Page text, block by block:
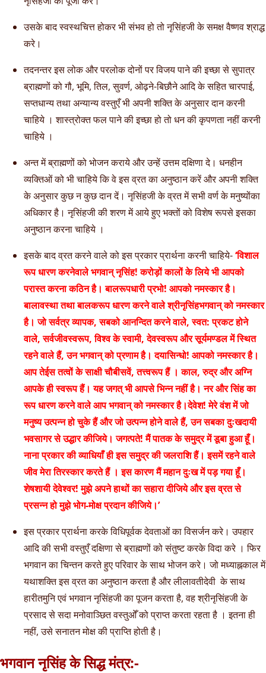
उसके बाद स्वस्थचित्त होकर भी संभव हो तो नृसिंहजी के समक्ष वैष्णव श्राद्ध
करे।
तदनन्तर इस लोक और परलोक दोनों पर विजय पाने की इच्छा से सुपात्र
ब्राह्मणों को गौ, भूमि, तिल, सुवर्ण, ओढ़ने-बिछौने आदि के सहित चारपाई,
सप्तधान्य तथा अन्यान्य वस्तुएँ भी अपनी शक्ति के अनुसार दान करनी
चाहिये । शास्त्रोक्त फल पाने की इच्छा हो तो धन की कृपणता नहीं करनी
चाहिये ।
अन्त में ब्राह्मणों को भोजन कराये और उन्हें उत्तम दक्षिणा दे। धनहीन
व्यक्तिओं को भी चाहिये कि वे इस व्रत का अनुष्ठान करें और अपनी शक्ति
के अनुसार कुछ न कुछ दान दें। नृसिंहजी के व्रत में सभी वर्ण के मनुष्योंका
अधिकार है। नृसिंहजी की शरण में आये हुए भक्तों को विशेष रूपसे इसका
अनुष्ठान करना चाहिये ।
इसके बाद व्रत करने वाले को इस प्रकार प्रार्थना करनी चाहिये-‘विशाल
रूप धारण करनेवाले भगवान् नृसिंह! करोड़ों कालों के लिये भी आपको
परास्त करना कठिन है। बालरूपधारी प्रभो! आपको नमस्कार है।
बालावस्था तथा बालकरूप धारण करने वाले श्रीनृसिंहभगवान् को नमस्कार
है। जो सर्वत्र व्यापक, सबको आनन्दित करने वाले, स्वत: प्रकट होने
वाले, सर्वजीवस्वरूप, विश्व के स्वामी, देवस्वरूप और सूर्यमण्डल में स्थित
रहने वाले हैं, उन भगवान् को प्रणाम है। दयासिन्धो! आपको नमस्कार है।
आप तेईस तत्वों के साक्षी चौबीसवें, तत्त्वरूप हैं । काल, रुद्र और अग्नि
आपके ही स्वरूप हैं। यह जगत् भी आपसे भिन्न नहीं है। नर और सिंह का
रूप धारण करने वाले आप भगवान् को नमस्कार है।देवेश! मेरे वंश में जो
मनुष्य उत्पन्न हो चुके हैं और जो उत्पन्न होने वाले हैं, उन सबका दुःखदायी
भवसागर से उद्धार कीजिये। जगत्पते! मैं पातक के समुद्र में डूबा हुआ हूँ।
नाना प्रकार की व्याधियाँ ही इस समुद्र की जलराशि हैं। इसमें रहने वाले
जीव मेरा तिरस्कार करते हैं । इस कारण मैं महान दुःख में पड़ गया हूँ।
शेषशायी देवेश्वर! मुझे अपने हाथों का सहारा दीजिये और इस व्रत से
प्रसन्न हो मुझे भोग-मोक्ष प्रदान कीजिये।’
इस प्रकार प्रार्थना करके विधिपूर्वक देवताओं का विसर्जन करे। उपहार
आदि की सभी वस्तुएँ दक्षिणा से ब्राह्मणों को संतुष्ट करके विदा करे । फिर
भगवान का चिन्तन करते हुए परिवार के साथ भोजन करे। जो मध्याह्नकाल में
यथाशक्ति इस व्रत का अनुष्ठान करता है और लीलावतीदेवी के साथ
हारीतमुनि एवं भगवान नृसिंहजी का पूजन करता है, वह श्रीनृसिंहजी के
प्रसाद से सदा मनोवाञ्छित वस्तुओँ को प्राप्त करता रहता है । इतना ही
नहीं, उसे सनातन मोक्ष की प्राप्ति होती है।
भगवान नृसिंह के सिद्ध मंत्र:-